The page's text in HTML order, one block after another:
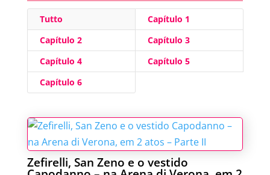
Tutto
Capítulo 1
Capítulo 2
Capítulo 3
Capítulo 4
Capítulo 5
Capítulo 6
Zefirelli, San Zeno e o vestido